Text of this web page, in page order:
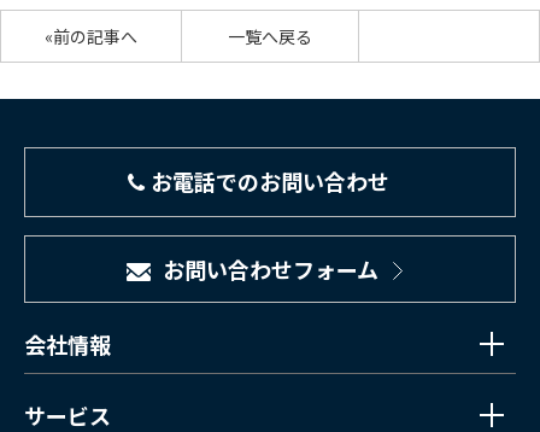
«前の記事へ 一覧へ戻る
お電話でのお問い合わせ
お問い合わせフォーム
会社情報
サービス